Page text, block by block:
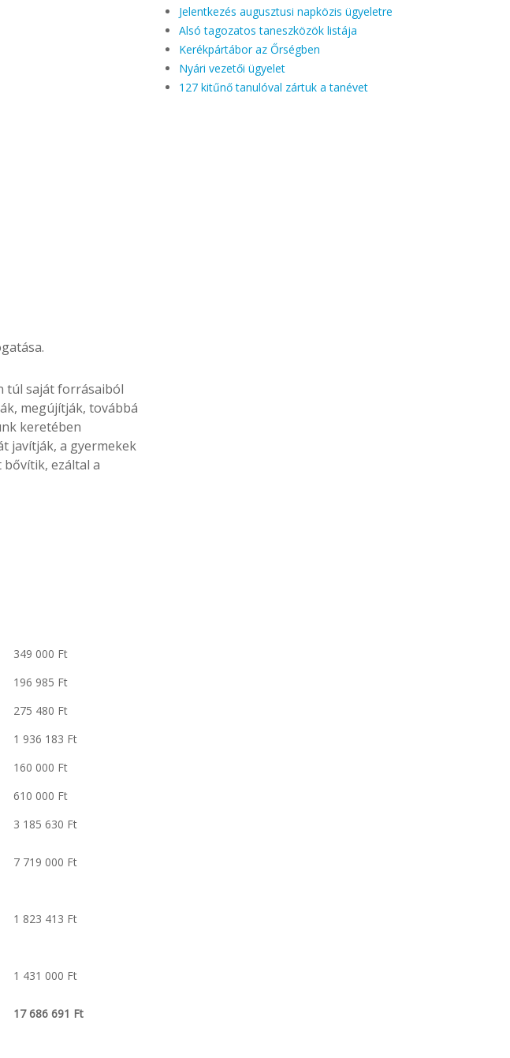
túl saját forrásaiból
megújítják, továbbá
keretében
javítják, a gyermekek
ezáltal a
349 000 Ft
196 985 Ft
275 480 Ft
1 936 183 Ft
160 000 Ft
610 000 Ft
3 185 630 Ft
7 719 000 Ft
1 823 413 Ft
1 431 000 Ft
17 686 691 Ft
Jelentkezés augusztusi napközis ügyeletre
Alsó tagozatos taneszközök listája
Kerékpártábor az Őrségben
Nyári vezetői ügyelet
127 kitűnő tanulóval zártuk a tanévet